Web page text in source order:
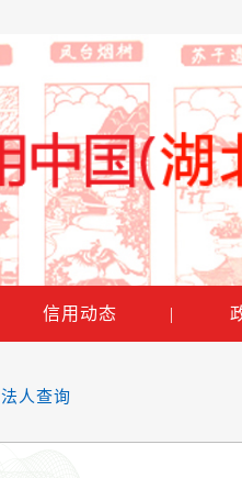
信用动态 |
法人查询